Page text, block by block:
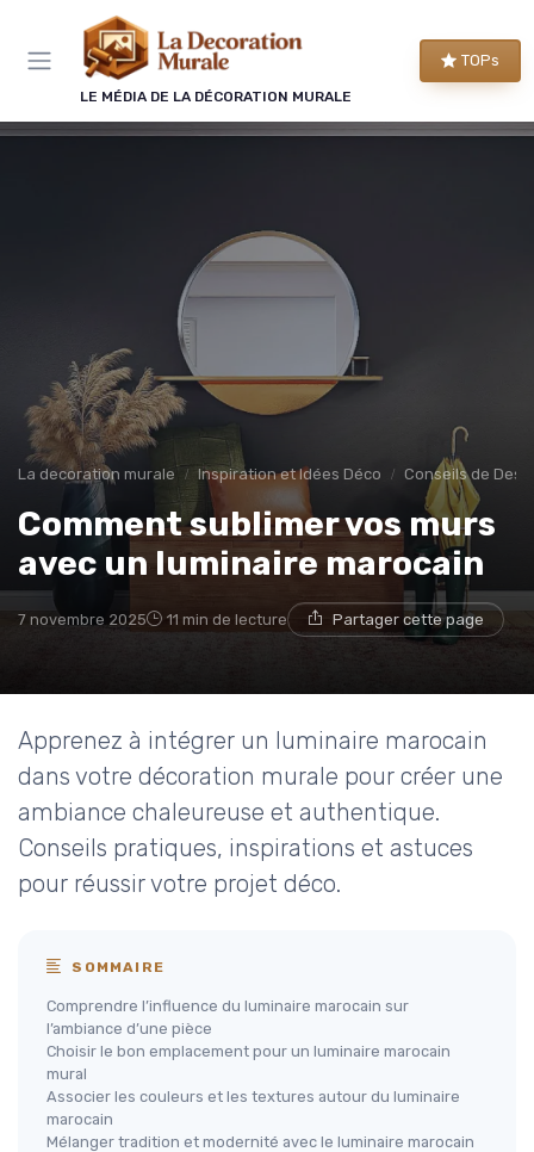
LE MÉDIA DE LA DÉCORATION MURALE
TOPs
La decoration murale Inspiration et Idées Déco Conseils de
Comment sublimer vos murs
avec un luminaire marocain
7 novembre 2025 11 min de lecture Partager cette page
Apprenez à intégrer un luminaire marocain
dans votre décoration murale pour créer une
ambiance chaleureuse et authentique.
Conseils pratiques, inspirations et astuces
pour réussir votre projet déco.
SOMMAIRE
Comprendre l’influence du luminaire marocain sur
l’ambiance d’une pièce
Choisir le bon emplacement pour un luminaire marocain
mural
Associer les couleurs et les textures autour du luminaire
marocain
Mélanger tradition et modernité avec le luminaire marocain
Panneau de gestion des cookies